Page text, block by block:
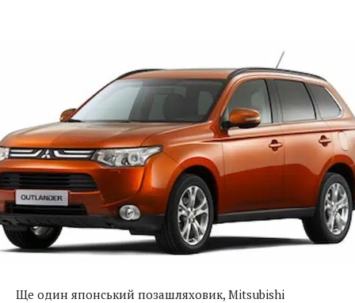
Ще один японський позашляховик, Mitsubishi